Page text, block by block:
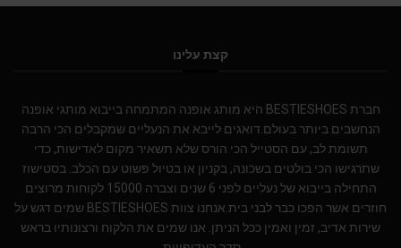
קצת עלינו
חברת BESTIESHOES היא מותג אופנה המתמחה בייבוא מותגי אופנה
הנחשבים ביותר בעולם.דואגים לייבא את הנעליים שמקבלים הכי הרבה
תשומת לב, עם הסטייל הכי הורס שלא תשאיר מקום לאדישות, כדי
שתרגישו הכי בולטים בשכונה, בקניון או בטיול פשוט עם הכלב. בסטישוז
התחילה בייבוא של נעליים לפני 6 שנים וצברה 15000 לקוחות מרוצים
חוזרים אשר הפכו כבר לבני בית.אנחנו צוות BESTIESHOES שמים דגש על
שירות אדיב, זמין ואמין ככל הניתן. אנו שמים את הלקוח ורצונותיו בראש